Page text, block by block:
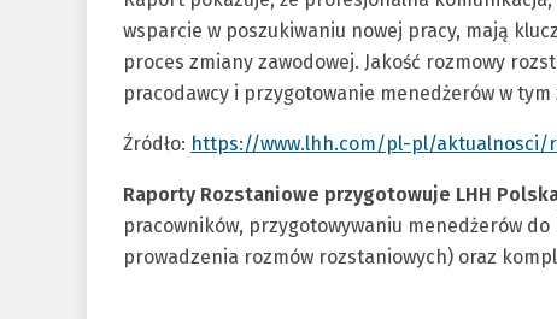
wsparcie w poszukiwaniu nowej pracy, mają
proces zmiany zawodowej. Jakość rozmowy
pracodawcy i przygotowanie menedżerów w
Źródło: https://www.lhh.com/pl-pl/aktualnosci/
Raporty Rozstaniowe przygotowuje LHH
pracowników, przygotowywaniu menedżerów
prowadzenia rozmów rozstaniowych) oraz